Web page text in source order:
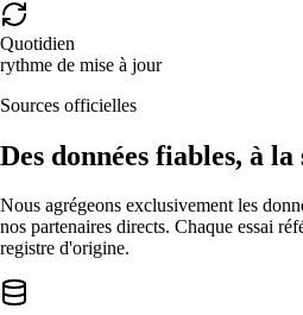
Quotidien
rythme de mise à jour
Sources officielles
Des données fiables, à la
Nous agrégeons exclusivement les
nos partenaires directs. Chaque essai
registre d'origine.